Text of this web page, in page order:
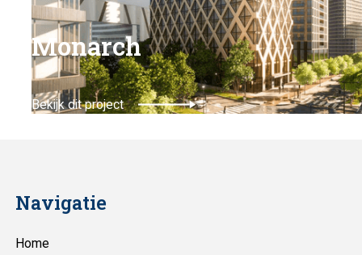
Monarch
Bekijk dit project
Navigatie
Home